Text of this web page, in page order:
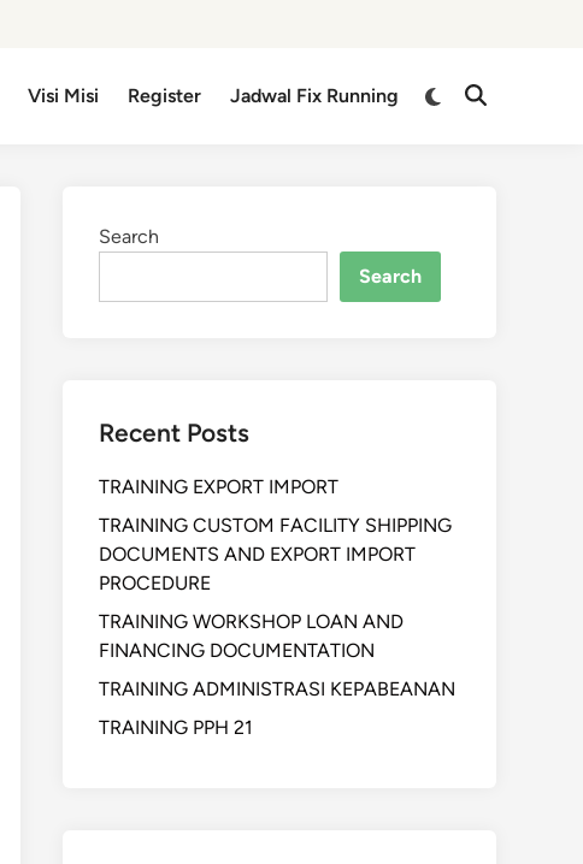
Visi Misi Register Jadwal Fix Running
Search
Search
Recent Posts
TRAINING EXPORT IMPORT
TRAINING CUSTOM FACILITY SHIPPING
DOCUMENTS AND EXPORT IMPORT
PROCEDURE
TRAINING WORKSHOP LOAN AND
FINANCING DOCUMENTATION
TRAINING ADMINISTRASI KEPABEANAN
TRAINING PPH 21